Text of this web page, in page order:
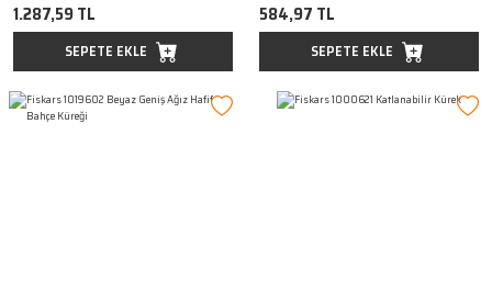
1.287,59 TL
SEPETE EKLE
584,97 TL
SEPETE EKLE